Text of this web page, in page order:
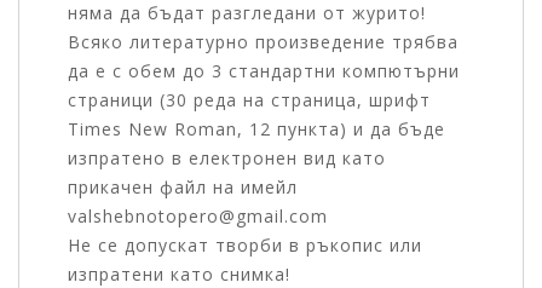
няма да бъдат разгледани от журито!
Всяко литературно произведение трябва
да е с обем до 3 стандартни компютърни
страници (30 реда на страница, шрифт
Times New Roman, 12 пункта) и да бъде
изпратено в електронен вид като
прикачен файл на имейл
valshebnotopero@gmail.com
Не се допускат творби в ръкопис или
изпратени като снимка!